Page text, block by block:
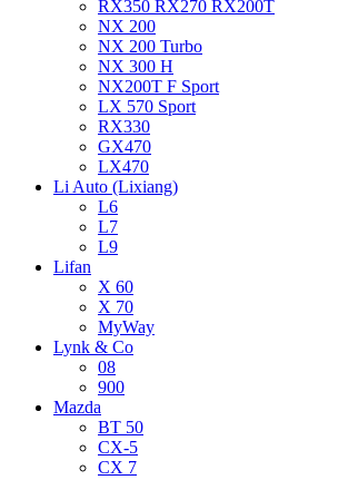
RX350 RX270 RX200T
NX 200
NX 200 Turbo
NX 300 H
NX200T F Sport
LX 570 Sport
RX330
GX470
LX470
Li Auto (Lixiang)
L6
L7
L9
Lifan
X 60
X 70
MyWay
Lynk & Co
08
900
Mazda
BT 50
CX-5
CX 7